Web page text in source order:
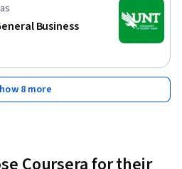
Business
8 more